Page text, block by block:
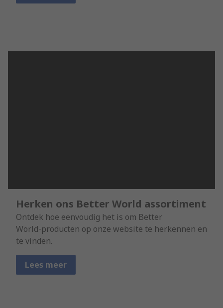
Herken ons Better World assortiment
Ontdek hoe eenvoudig het is om Better
World‑producten op onze website te herkennen en
te vinden.
Lees meer